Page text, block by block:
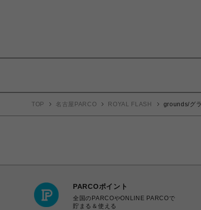
TOP 名古屋PARCO ROYAL FLASH grounds/グ
PARCOポイント
全国のPARCOやONLINE PARCOで
貯まる＆使える